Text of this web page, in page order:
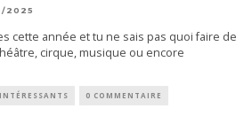
2025
cette année et tu ne sais pas quoi faire de
cirque, musique ou encore
0 COMMENTAIRE